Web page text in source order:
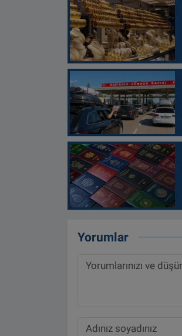
Yorumlar